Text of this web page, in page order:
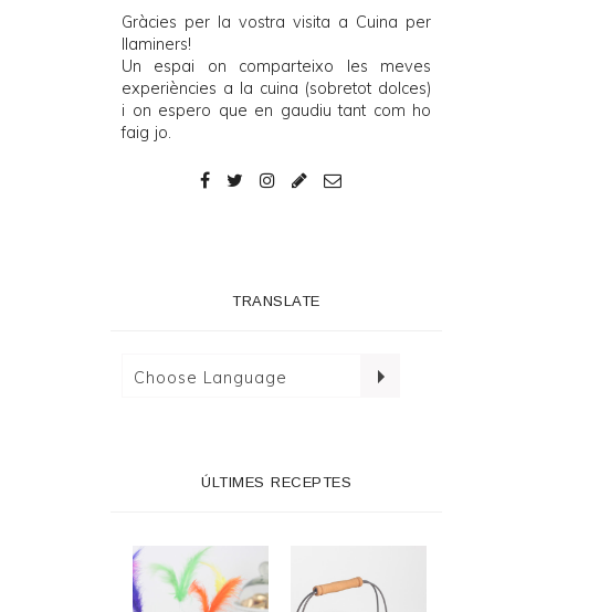
Gràcies per la vostra visita a Cuina per
llaminers!
Un espai on comparteixo les meves
experiències a la cuina (sobretot dolces)
i on espero que en gaudiu tant com ho
faig jo.
TRANSLATE
ÚLTIMES RECEPTES